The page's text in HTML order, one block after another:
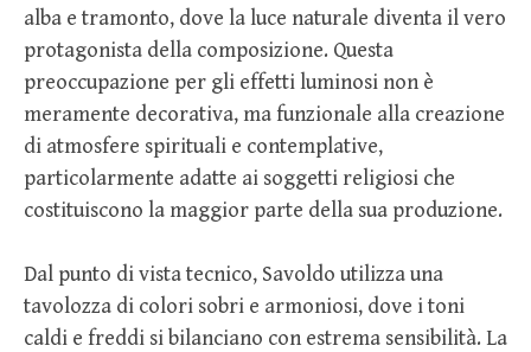
alba e tramonto, dove la luce naturale diventa il vero
protagonista della composizione. Questa
preoccupazione per gli effetti luminosi non è
meramente decorativa, ma funzionale alla creazione
di atmosfere spirituali e contemplative,
particolarmente adatte ai soggetti religiosi che
costituiscono la maggior parte della sua produzione.
Dal punto di vista tecnico, Savoldo utilizza una
tavolozza di colori sobri e armoniosi, dove i toni
caldi e freddi si bilanciano con estrema sensibilità. La